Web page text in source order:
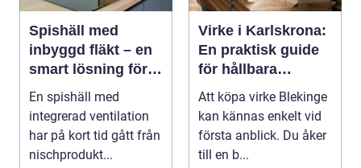
Spishäll med
inbyggd fläkt – en
smart lösning för
moderna kök
En spishäll med
integrerad ventilation
har på kort tid gått från
nischprodukt...
Virke i Karlskrona:
En praktisk guide
för hållbara
byggprojekt
Att köpa virke Blekinge
kan kännas enkelt vid
första anblick. Du åker
till en b...